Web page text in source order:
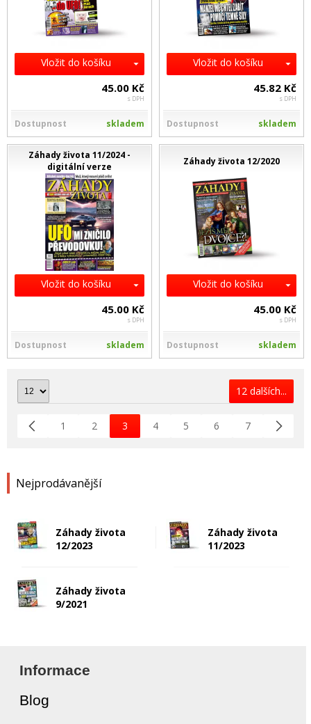
Nejprodávanější
Záhady života
12/2023
Záhady života
11/2023
Záhady života
9/2021
Vložit do košíku
45.00 Kč
s DPH
Dostupnost skladem
Vložit do košíku
45.82 Kč
s DPH
Dostupnost skladem
Záhady života 11/2024 -
digitální verze
Vložit do košíku
45.00 Kč
s DPH
Dostupnost skladem
Záhady života 12/2020
Vložit do košíku
45.00 Kč
s DPH
Dostupnost skladem
12 dalších...
1 2 3 4 5 6 7
Informace
Blog